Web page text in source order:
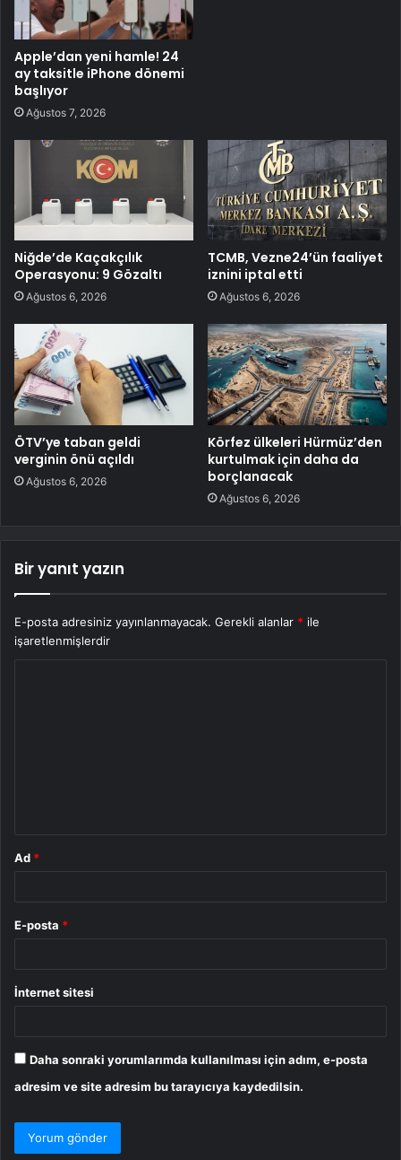
Apple’dan yeni hamle! 24
ay taksitle iPhone dönemi
başlıyor
Ağustos 7, 2026
Niğde’de Kaçakçılık
Operasyonu: 9 Gözaltı
Ağustos 6, 2026
TCMB, Vezne24’ün faaliyet
iznini iptal etti
Ağustos 6, 2026
ÖTV’ye taban geldi
verginin önü açıldı
Ağustos 6, 2026
Körfez ülkeleri Hürmüz’den
kurtulmak için daha da
borçlanacak
Ağustos 6, 2026
Bir yanıt yazın
E-posta adresiniz yayınlanmayacak. Gerekli alanlar * ile
işaretlenmişlerdir
Ad *
E-posta *
İnternet sitesi
Daha sonraki yorumlarımda kullanılması için adım, e-posta
adresim ve site adresim bu tarayıcıya kaydedilsin.